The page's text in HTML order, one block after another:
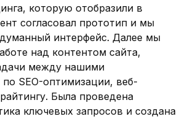
которую отобразили в
согласовал прототип и мы
интерфейс. Далее мы
над контентом сайта,
между нашими
SEO-оптимизации, веб-
Была проведена
ключевых запросов и создана